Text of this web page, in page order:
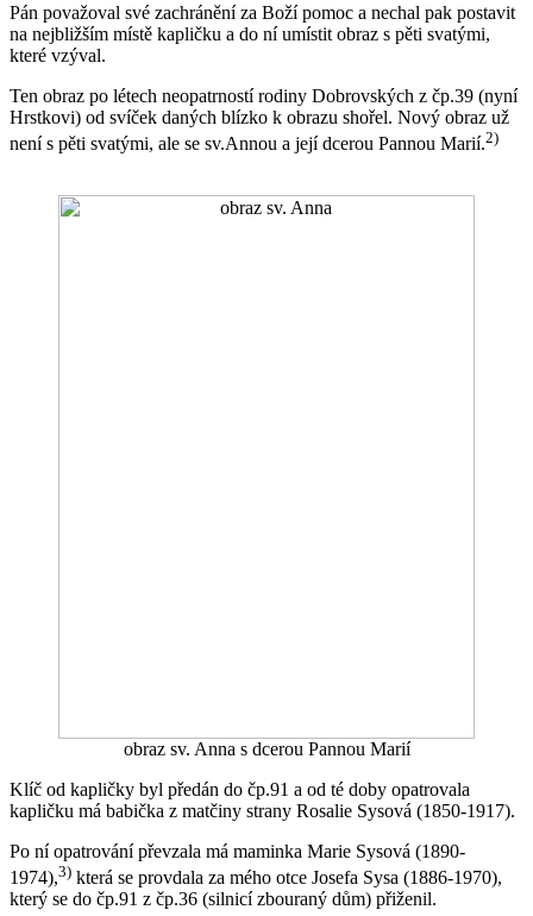
Pán považoval své zachránění za Boží pomoc a nechal pak postavit
na nejbližším místě kapličku a do ní umístit obraz s pěti svatými,
které vzýval.
Ten obraz po létech neopatrností rodiny Dobrovských z čp.39 (nyní
Hrstkovi) od svíček daných blízko k obrazu shořel. Nový obraz už
není s pěti svatými, ale se sv.Annou a její dcerou Pannou Marií.2)
obraz sv. Anna s dcerou Pannou Marií
Klíč od kapličky byl předán do čp.91 a od té doby opatrovala
kapličku má babička z matčiny strany Rosalie Sysová (1850-1917).
Po ní opatrování převzala má maminka Marie Sysová (1890-
1974),3) která se provdala za mého otce Josefa Sysa (1886-1970),
který se do čp.91 z čp.36 (silnicí zbouraný dům) přiženil.